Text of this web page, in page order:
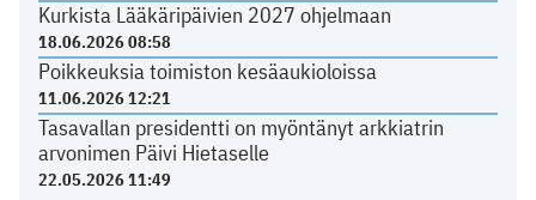
Kurkista Lääkäripäivien 2027 ohjelmaan
18.06.2026 08:58
Poikkeuksia toimiston kesäaukioloissa
11.06.2026 12:21
Tasavallan presidentti on myöntänyt arkkiatrin
arvonimen Päivi Hietaselle
22.05.2026 11:49